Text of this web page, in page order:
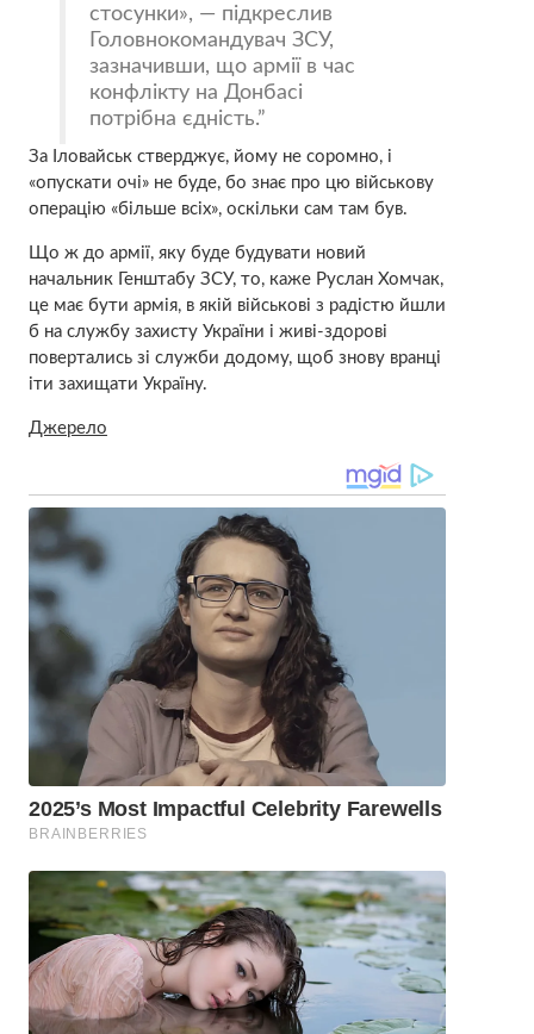
стосунки», — підкреслив
Головнокомандувач ЗСУ,
зазначивши, що армії в час
конфлікту на Донбасі
потрібна єдність.
За Іловайськ стверджує, йому не соромно, і
«опускати очі» не буде, бо знає про цю військову
операцію «більше всіх», оскільки сам там був.
Що ж до армії, яку буде будувати новий
начальник Генштабу ЗСУ, то, каже Руслан Хомчак,
це має бути армія, в якій військові з радістю йшли
б на службу захисту України і живі-здорові
повертались зі служби додому, щоб знову вранці
іти захищати Україну.
Джерело